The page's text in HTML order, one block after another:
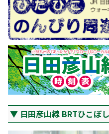
日田彦山線 BRTひこぼ